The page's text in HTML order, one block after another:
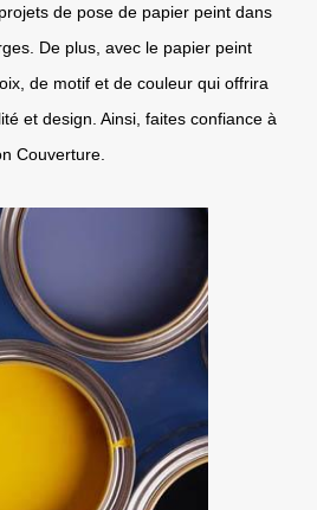
de pose de papier peint dans
De plus, avec le papier peint
de motif et de couleur qui offrira
et design. Ainsi, faites confiance à
Couverture.